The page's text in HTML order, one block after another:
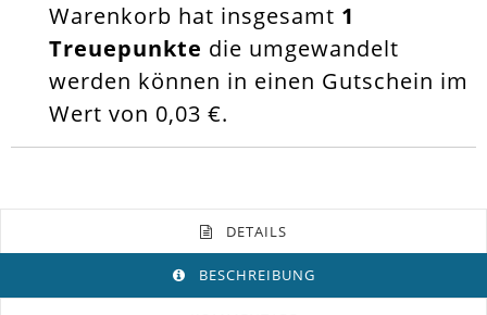
Warenkorb hat insgesamt 1
Treuepunkte die umgewandelt
werden können in einen Gutschein im
Wert von 0,03 €.
DETAILS
BESCHREIBUNG